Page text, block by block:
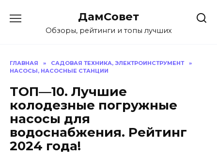
содержанию
ДамСовет
Обзоры, рейтинги и топы лучших
ГЛАВНАЯ » САДОВАЯ ТЕХНИКА, ЭЛЕКТРОИНСТРУМЕНТ
»
НАСОСЫ, НАСОСНЫЕ СТАНЦИИ
ТОП—10. Лучшие
колодезные погружные
насосы для
водоснабжения. Рейтинг
2024 года!